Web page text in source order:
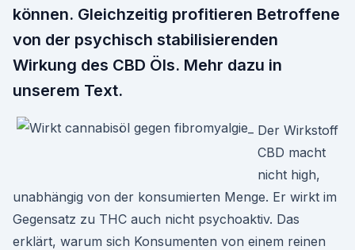
können. Gleichzeitig profitieren Betroffene
von der psychisch stabilisierenden
Wirkung des CBD Öls. Mehr dazu in
unserem Text.
Der Wirkstoff
CBD macht
nicht high,
unabhängig von der konsumierten Menge. Er wirkt im
Gegensatz zu THC auch nicht psychoaktiv. Das
erklärt, warum sich Konsumenten von einem reinen